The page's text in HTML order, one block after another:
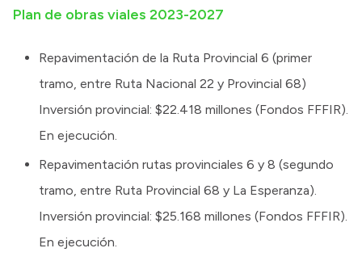
Plan de obras viales 2023-2027
Repavimentación de la Ruta Provincial 6 (primer
tramo, entre Ruta Nacional 22 y Provincial 68)
Inversión provincial: $22.418 millones (Fondos FFFIR).
En ejecución.
Repavimentación rutas provinciales 6 y 8 (segundo
tramo, entre Ruta Provincial 68 y La Esperanza).
Inversión provincial: $25.168 millones (Fondos FFFIR).
En ejecución.